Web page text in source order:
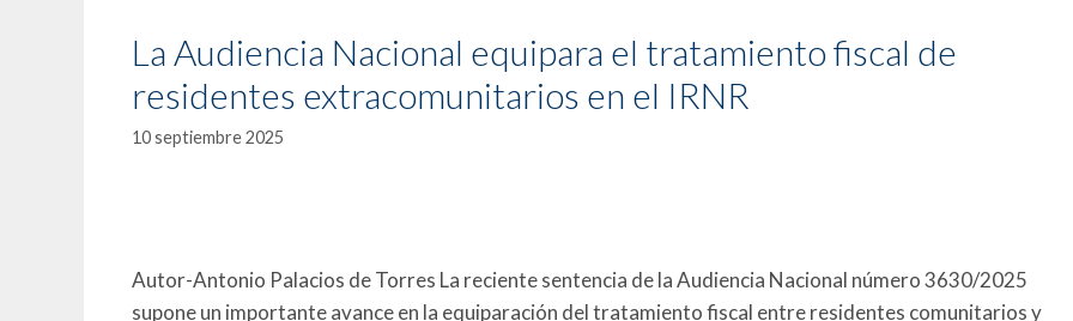
La Audiencia Nacional equipara el tratamiento fiscal de
residentes extracomunitarios en el IRNR
10 septiembre 2025
Autor-Antonio Palacios de Torres La reciente sentencia de la Audiencia Nacional número 3630/2025
supone un importante avance en la equiparación del tratamiento fiscal entre residentes comunitarios y